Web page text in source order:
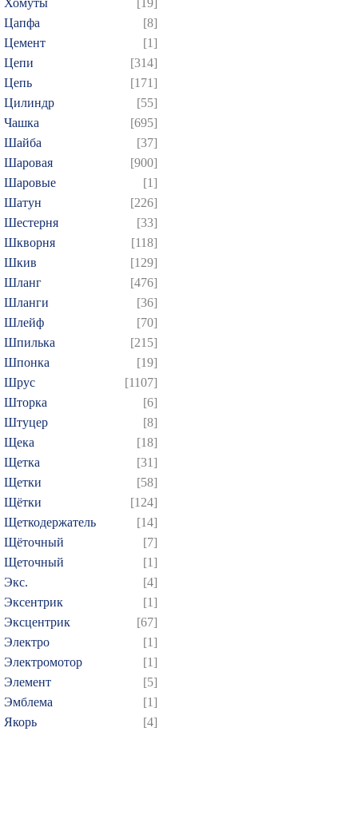
Хомуты
[19]
Цапфа
[8]
Цемент
[1]
Цепи
[314]
Цепь
[171]
Цилиндр
[55]
Чашка
[695]
Шайба
[37]
Шаровая
[900]
Шаровые
[1]
Шатун
[226]
Шестерня
[33]
Шкворня
[118]
Шкив
[129]
Шланг
[476]
Шланги
[36]
Шлейф
[70]
Шпилька
[215]
Шпонка
[19]
Шрус
[1107]
Шторка
[6]
Штуцер
[8]
Щека
[18]
Щетка
[31]
Щетки
[58]
Щётки
[124]
Щеткодержатель
[14]
Щёточный
[7]
Щеточный
[1]
Экс.
[4]
Эксентрик
[1]
Эксцентрик
[67]
Электро
[1]
Электромотор
[1]
Элемент
[5]
Эмблема
[1]
Якорь
[4]